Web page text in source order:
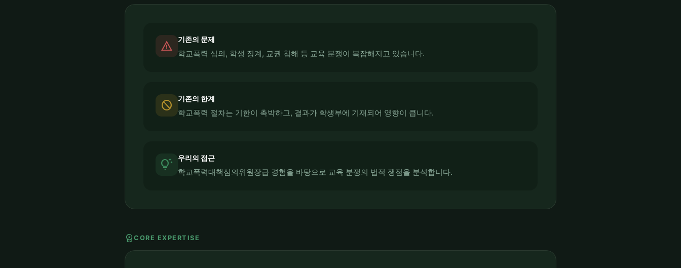
report_problem 기존의 문제
학교폭력 심의, 학생 징계, 교권 침해 등 교육 분쟁이 복잡해지고 있습니다.
block 기존의 한계
학교폭력 절차는 기한이 촉박하고, 결과가 학생부에 기재되어 영향이 큽니다.
tips_and_updates 우리의 접근
학교폭력대책심의위원장급 경험을 바탕으로 교육 분쟁의 법적 쟁점을 분석합니다.
workspace_premium CORE EXPERTISE